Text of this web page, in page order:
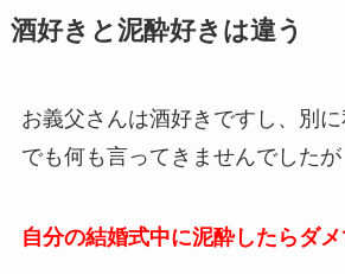
酒好きと泥酔好きは違う
お義父さんは酒好きですし、別
でも何も言ってきませんでしたが
自分の結婚式中に泥酔したらダメ